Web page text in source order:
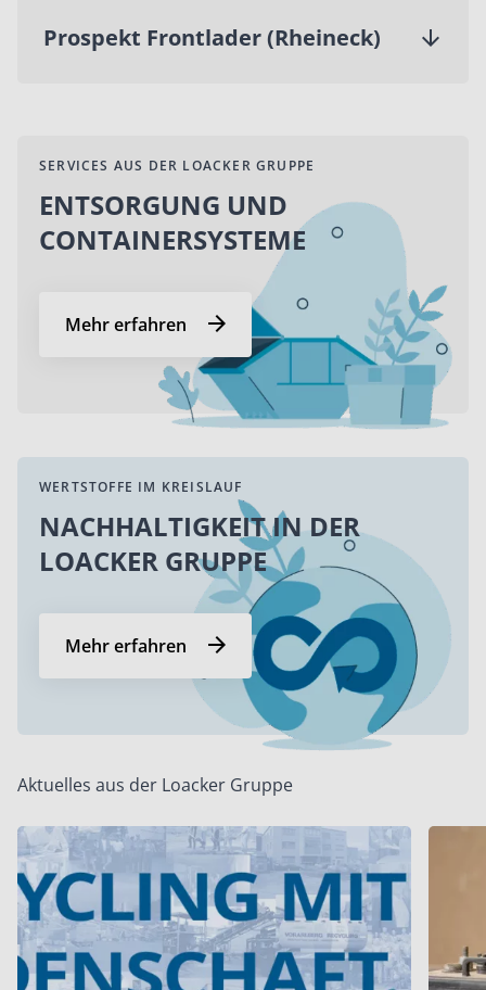
Prospekt Frontlader (Rheineck)
SERVICES AUS DER LOACKER GRUPPE
ENTSORGUNG UND
CONTAINERSYSTEME
Mehr erfahren
WERTSTOFFE IM KREISLAUF
NACHHALTIGKEIT IN DER
LOACKER GRUPPE
Mehr erfahren
Aktuelles aus der Loacker Gruppe